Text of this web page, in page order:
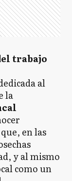
trabajo
al
la
en las
y al mismo
como un